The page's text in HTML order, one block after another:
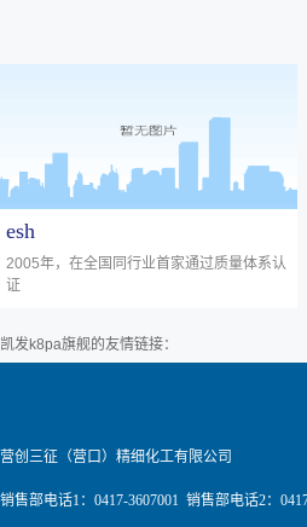
esh
2005年，在全国同行业首家通过质量体系认
证
凯发k8pa旗舰的友情链接：
营创三征（营口）精细化工有限公司
销售部电话1：0417-3607001 销售部电话2：